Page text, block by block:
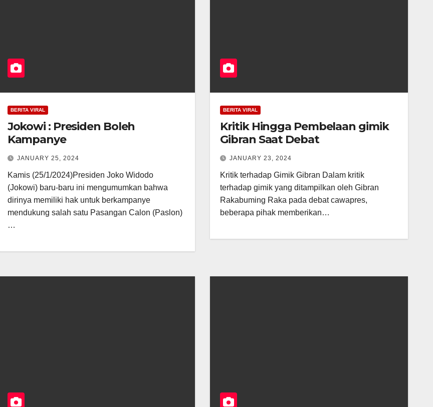
BERITA VIRAL
Jokowi : Presiden Boleh
Kampanye
JANUARY 25, 2024
Kamis (25/1/2024)Presiden Joko Widodo
(Jokowi) baru-baru ini mengumumkan bahwa
dirinya memiliki hak untuk berkampanye
mendukung salah satu Pasangan Calon (Paslon)
…
BERITA VIRAL
Kritik Hingga Pembelaan gimik
Gibran Saat Debat
JANUARY 23, 2024
Kritik terhadap Gimik Gibran Dalam kritik
terhadap gimik yang ditampilkan oleh Gibran
Rakabuming Raka pada debat cawapres,
beberapa pihak memberikan…